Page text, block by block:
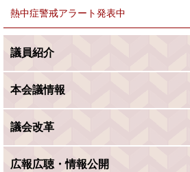
熱中症警戒アラート発表中
議員紹介
本会議情報
議会改革
広報広聴・情報公開